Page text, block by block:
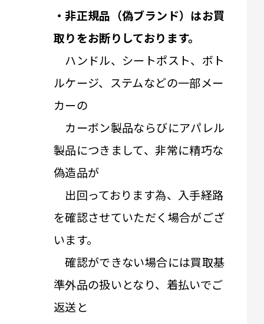
・非正規品（偽ブランド）はお買
取りをお断りしております。
ハンドル、シートポスト、ボト
ルケージ、ステムなどの一部メー
カーの
カーボン製品ならびにアパレル
製品につきまして、非常に精巧な
偽造品が
出回っております為、入手経路
を確認させていただく場合がござ
います。
確認ができない場合には買取基
準外品の扱いとなり、着払いでご
返送と